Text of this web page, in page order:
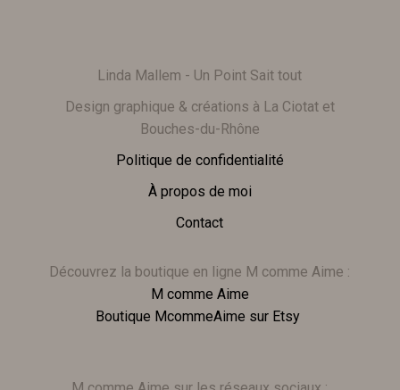
Linda Mallem - Un Point Sait tout
Design graphique & créations à La Ciotat et
Bouches-du-Rhône
Politique de confidentialité
À propos de moi
Contact
Découvrez la boutique en ligne M comme Aime :
M comme Aime
Boutique McommeAime sur Etsy